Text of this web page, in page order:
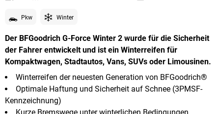
Pkw Winter
Der BFGoodrich G-Force Winter 2 wurde für die Sicherheit
der Fahrer entwickelt und ist ein Winterreifen für
Kompaktwagen, Stadtautos, Vans, SUVs oder Limousinen.
Winterreifen der neuesten Generation von BFGoodrich®
Optimale Haftung und Sicherheit auf Schnee (3PMSF-
Kennzeichnung)